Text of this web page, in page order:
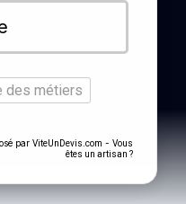
des métiers
par ViteUnDevis.com - Vous
êtes un artisan ?